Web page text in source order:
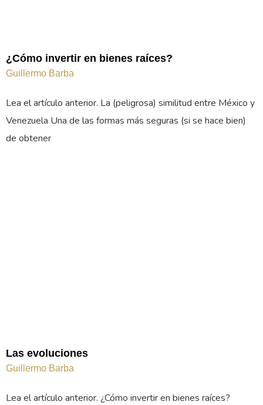
¿Cómo invertir en bienes raíces?
Guillermo Barba
Lea el artículo anterior. La (peligrosa) similitud entre México y
Venezuela Una de las formas más seguras (si se hace bien)
de obtener
Las evoluciones
Guillermo Barba
Lea el artículo anterior. ¿Cómo invertir en bienes raíces?